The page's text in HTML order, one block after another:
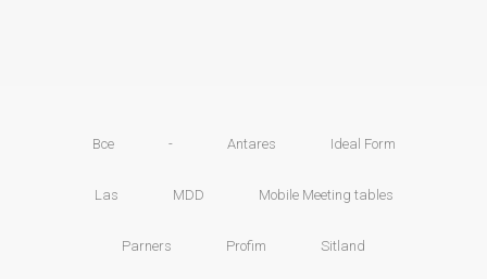
Все - Antares Ideal Form
Las MDD Mobile Meeting tables
Parners Profim Sitland